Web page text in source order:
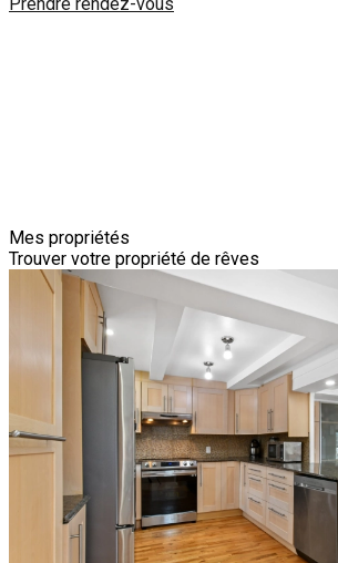
Mes propriétés
Trouver votre propriété de rêves